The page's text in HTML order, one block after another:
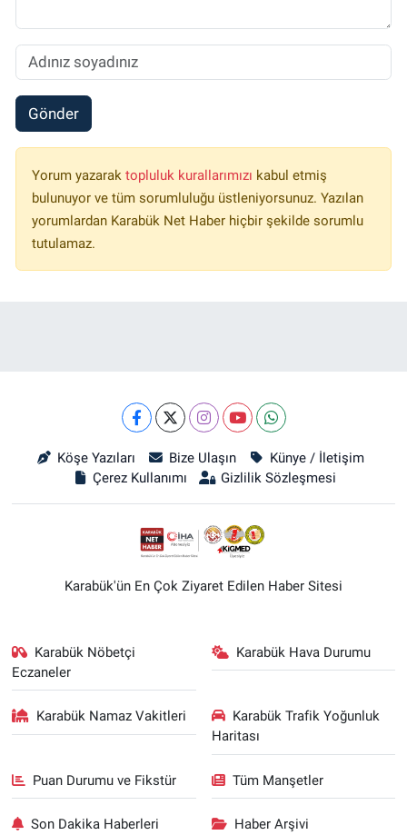
Gönder
Yorum yazarak topluluk kurallarımızı kabul etmiş
bulunuyor ve tüm sorumluluğu üstleniyorsunuz. Yazılan
yorumlardan Karabük Net Haber hiçbir şekilde sorumlu
tutulamaz.
Köşe Yazıları Bize Ulaşın
Künye / İletişim
Çerez Kullanımı
Gizlilik Sözleşmesi
Karabük'ün En Çok Ziyaret Edilen Haber Sitesi
Karabük Nöbetçi
Eczaneler
Karabük Hava Durumu
Karabük Namaz Vakitleri
Karabük Trafik Yoğunluk
Haritası
Puan Durumu ve Fikstür Tüm Manşetler
Son Dakika Haberleri Haber Arşivi